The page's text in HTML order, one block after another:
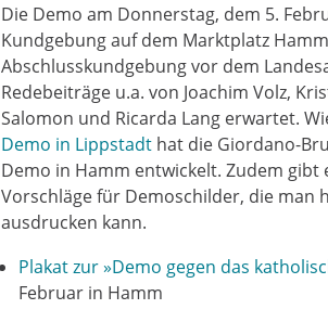
Die Demo am Donnerstag, dem 5.
Kundgebung auf dem Marktplatz
Abschlusskundgebung vor dem
Redebeiträge u.a. von Joachim Volz,
Salomon und Ricarda Lang erwartet.
Demo in Lippstadthat die Giordano-
Demo in Hamm entwickelt. Zudem gibt
Vorschläge für Demoschilder, die man
ausdrucken kann.
Plakat zur »Demo gegen das
Februar in Hamm